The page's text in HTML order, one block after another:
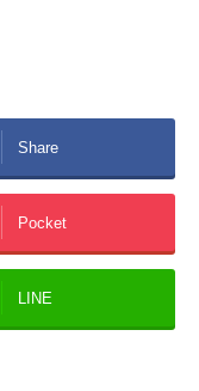
Share
Pocket
LINE